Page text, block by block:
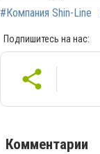
#Компания Shin-Line
Подпишитесь на нас:
Комментарии